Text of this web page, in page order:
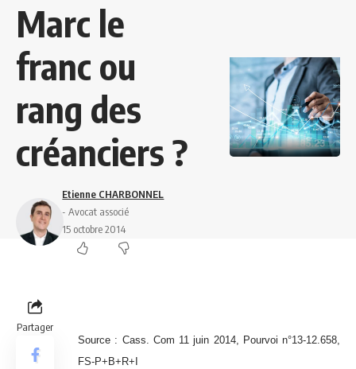
Marc le
franc ou
rang des
créanciers ?
Etienne CHARBONNEL
- Avocat associé
15 octobre 2014
Partager
Source : Cass. Com 11 juin 2014, Pourvoi n°13-12.658,
FS-P+B+R+I